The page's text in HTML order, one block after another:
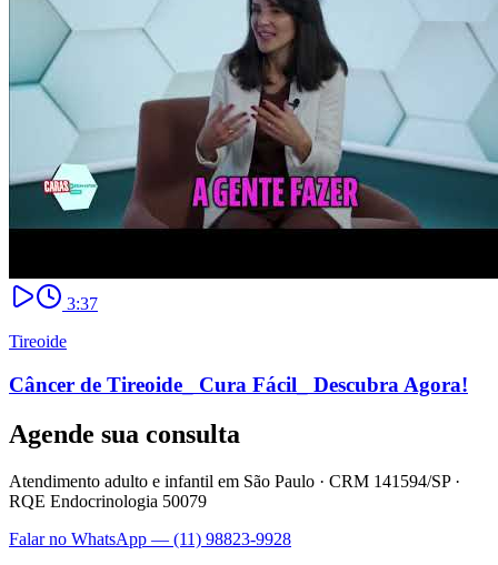
3:37
Tireoide
Câncer de Tireoide_ Cura Fácil_ Descubra Agora!
Agende sua consulta
Atendimento adulto e infantil em São Paulo · CRM 141594/SP·
RQE Endocrinologia 50079
Falar no WhatsApp — (11) 98823-9928